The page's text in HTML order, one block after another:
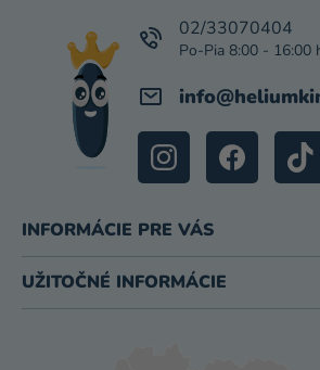
info@
02/33070404
INFORMÁCIE PRE VÁS
UŽITOČNÉ INFORMÁCIE